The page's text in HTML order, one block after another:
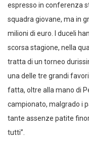
espresso in conferenza
squadra giovane, ma in
milioni di euro. I duceli
scorsa stagione, nella
tratta di un torneo
una delle tre grandi
fatta, oltre alla mano di
campionato, malgrado i
tante assenze patite
tutti”.